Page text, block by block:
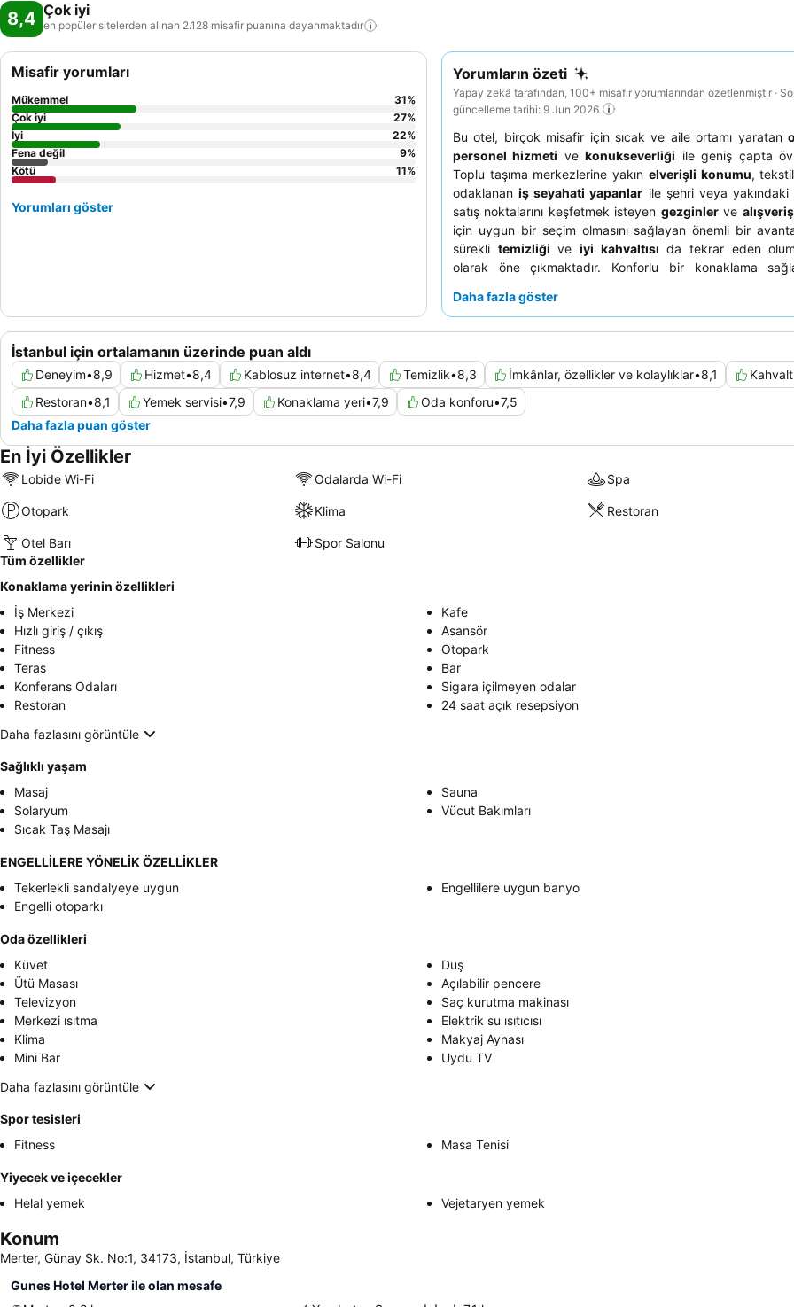
8,4 Çok iyi
en popüler sitelerden alınan 2.128 misafir puanına dayanmaktadır
Yorumların özeti
Yapay zekâ tarafından, 100+ misafir yorumlarından özetlenmiştir ·
güncelleme tarihi: 9 Jun 2026
Bu otel, birçok misafir için sıcak ve aile ortamı yaratan
personel hizmeti vekonukseverliği ile geniş çapta
Toplu taşıma merkezlerine yakın elverişli konumu,
odaklananiş seyahati yapanlar ile şehri veya
satış noktalarını keşfetmek isteyen gezginlerve
için uygun bir seçim olmasını sağlayan önemli bir
sürekli temizliği veiyi kahvaltısı da tekrar eden
olarak öne çıkmaktadır. Konforlu bir konaklama
etmeleri gerekmektedir, çünkü bazı yorumlarda kalıcı
tavsiye edilir.
Daha fazla göster
İstanbul için ortalamanın üzerinde puan aldı
Deneyim•8,9 Hizmet•8,4 Kablosuz internet•8,4 Temizlik•8,3 İmkânlar, özellikler ve kolaylıklar•8,1
Restoran•8,1 Yemek servisi•7,9 Konaklama yeri•7,9 Oda konforu•7,5
Daha fazla puan göster
Misafir yorumları
Mükemmel 31%
Çok iyi
27%
İyi
22%
Fena değil
9%
Kötü
11%
Yorumları göster
En İyi Özellikler
Lobide Wi-Fi Odalarda Wi-Fi Spa
Otopark Klima Restoran
Otel Barı
Spor Salonu
Tüm özellikler
Konaklama yerinin özellikleri
İş Merkezi
Kafe
Hızlı giriş / çıkış
Asansör
Fitness
Otopark
Teras
Bar
Konferans Odaları
Sigara içilmeyen odalar
Restoran
24 saat açık resepsiyon
Daha fazlasını görüntüle
Sağlıklı yaşam
Masaj
Sauna
Solaryum
Vücut Bakımları
Sıcak Taş Masajı
ENGELLİLERE YÖNELİK ÖZELLİKLER
Tekerlekli sandalyeye uygun
Engellilere uygun banyo
Engelli otoparkı
Oda özellikleri
Küvet
Duş
Ütü Masası
Açılabilir pencere
Televizyon
Saç kurutma makinası
Merkezi ısıtma
Elektrik su ısıtıcısı
Klima
Makyaj Aynası
Mini Bar
Uydu TV
Daha fazlasını görüntüle
Spor tesisleri
Fitness
Masa Tenisi
Yiyecek ve içecekler
Helal yemek
Vejetaryen yemek
Konum
Merter, Günay Sk. No:1, 34173, İstanbul, Türkiye
Gunes Hotel Merter ile olan mesafe